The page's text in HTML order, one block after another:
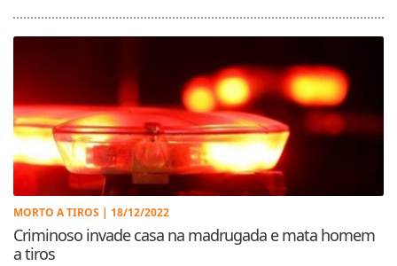
MORTO A TIROS | 18/12/2022
Criminoso invade casa na madrugada e mata homem
a tiros